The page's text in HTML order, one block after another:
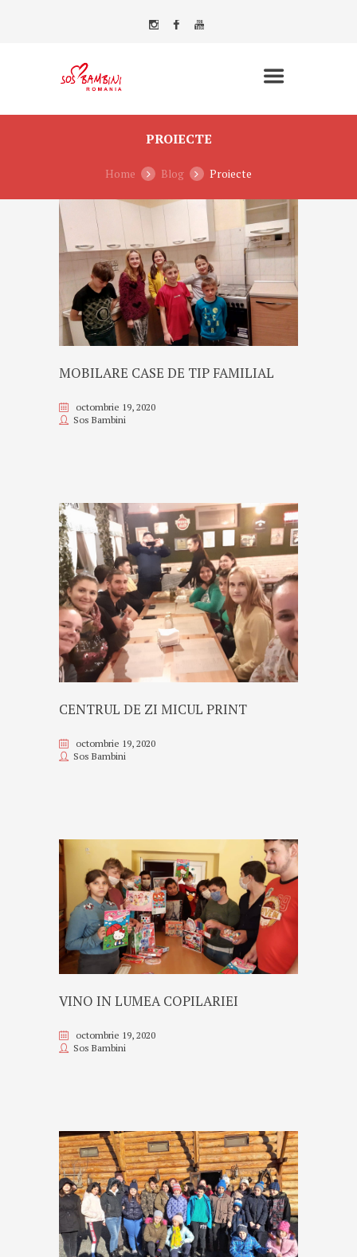
PROIECTE
Home Blog Proiecte
MOBILARE CASE DE TIP FAMILIAL
octombrie 19, 2020
Sos Bambini
CENTRUL DE ZI MICUL PRINT
octombrie 19, 2020
Sos Bambini
VINO IN LUMEA COPILARIEI
octombrie 19, 2020
Sos Bambini